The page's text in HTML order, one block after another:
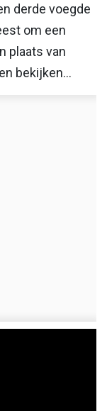
derde voegde
om een
plaats van
bekijken...